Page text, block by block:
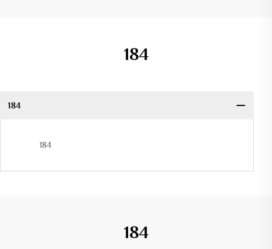
184
184
184
184